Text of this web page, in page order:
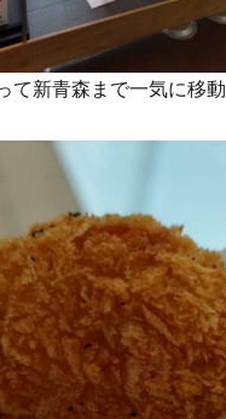
て新青森まで一気に移動